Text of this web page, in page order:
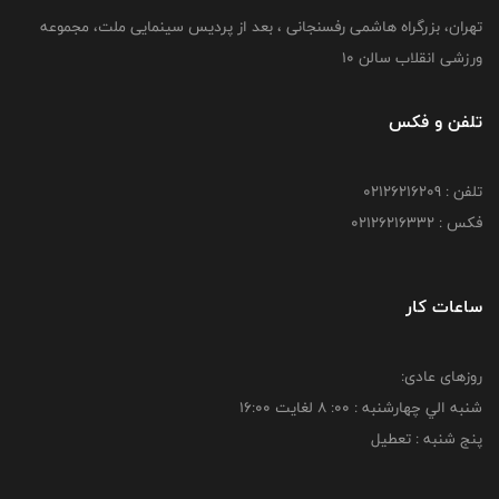
تهران، بزرگراه هاشمی رفسنجانی ، بعد از پردیس سینمایی ملت، مجموعه
ورزشی انقلاب سالن 10
تلفن و فکس
تلفن : 02126216209
فکس : 02126216332
ساعات کار
روزهای عادی:
شنبه الي چهارشنبه : 00: 8 لغايت 16:00
پنج شنبه : تعطیل